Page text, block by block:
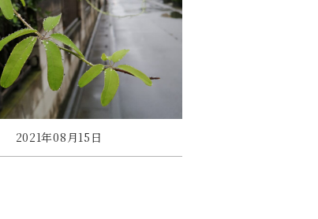
2021年08月15日